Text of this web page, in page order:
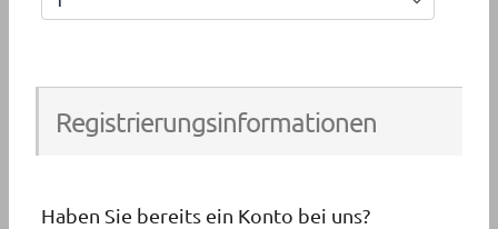
Registrierungsinformationen
Haben Sie bereits ein Konto bei uns?